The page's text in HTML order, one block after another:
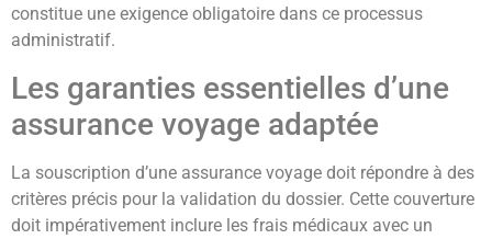
constitue une exigence obligatoire dans ce processus
administratif.
Les garanties essentielles d’une
assurance voyage adaptée
La souscription d’une assurance voyage doit répondre à des
critères précis pour la validation du dossier. Cette couverture
doit impérativement inclure les frais médicaux avec un